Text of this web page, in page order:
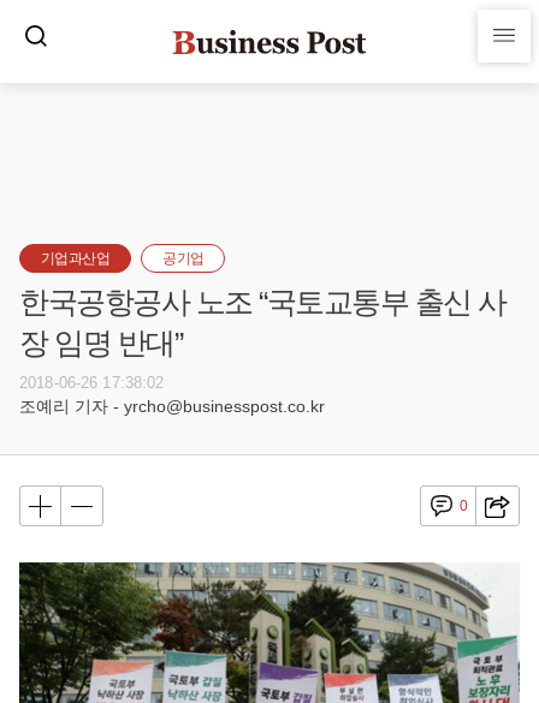
기업과산업 공기업
한국공항공사 노조 “국토교통부 출신 사
장 임명 반대”
2018-06-26 17:38:02
조예리 기자 - yrcho@businesspost.co.kr
0